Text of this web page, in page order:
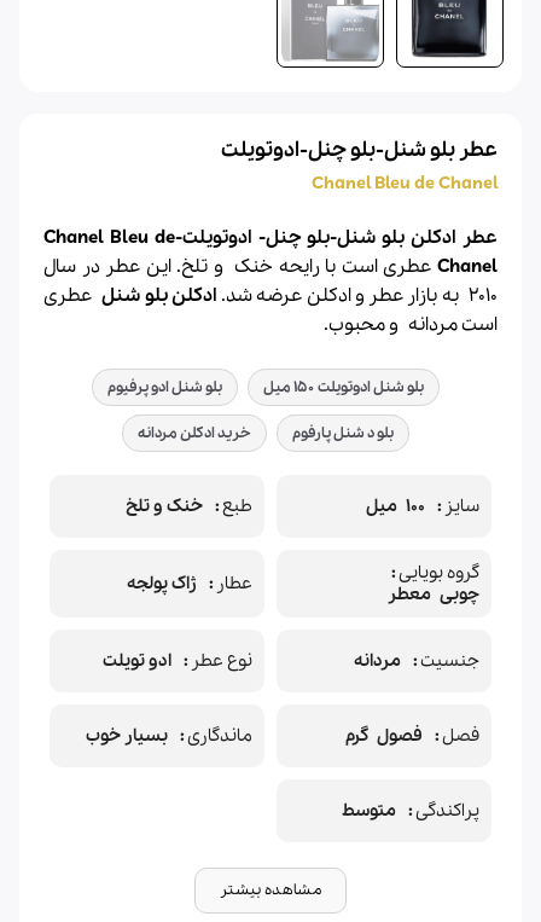
عطر بلو شنل-بلو چنل-ادوتویلت
Chanel Bleu de Chanel
عطر ادکلن بلو شنل-بلو چنل- ادوتویلت-Chanel Bleu de
Chanel عطری است با رایحه خنک و تلخ. این عطر در سال
2010 به بازار
عطر وادکلن عرضه شد. ادکلن بلو شنل عطری
است مردانه و محبوب.
بلو شنل ادوتویلت ۱۵۰ میل بلو شنل ادو پرفیوم
بلو د شنل پارفوم خرید ادکلن مردانه
سایز 100 میل طبع خنک و تلخ
گروه بویایی
چوبی معطر
عطار ژاک پولجه
جنسیت مردانه نوع عطر ادو تویلت
فصل فصول گرم ماندگاری بسیار خوب
پراکندگی متوسط
مشاهده بیشتر